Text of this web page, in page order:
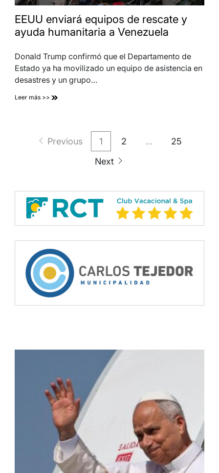
EEUU enviará equipos de rescate y
ayuda humanitaria a Venezuela
Donald Trump confirmó que el Departamento de
Estado ya ha movilizado un equipo de asistencia en
desastres y un grupo…
Leer más >>
Paginación
Previous 1 2 …
25
Next